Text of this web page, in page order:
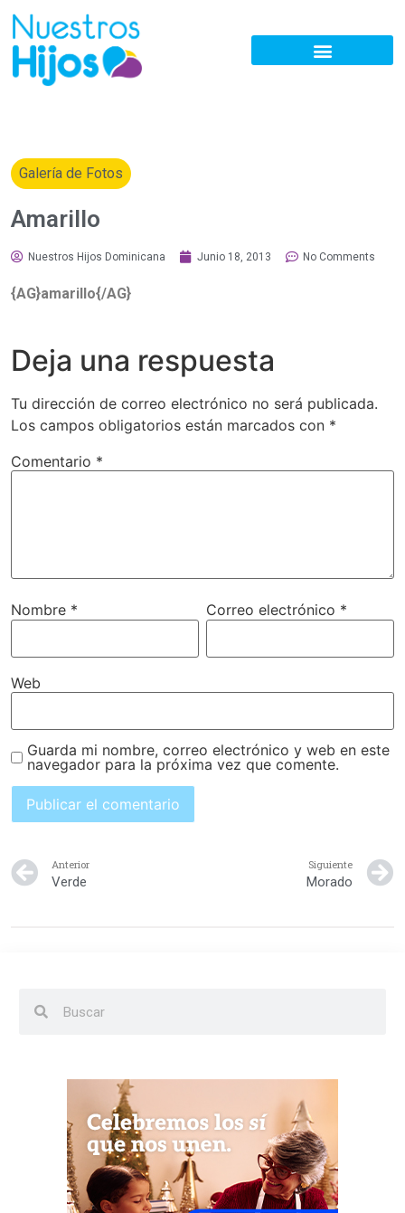
Galería de Fotos
Amarillo
Nuestros Hijos Dominicana Junio 18, 2013 No Comments
{AG}amarillo{/AG}
Deja una respuesta
Tu dirección de correo electrónico no será publicada.
Los campos obligatorios están marcados con *
Comentario *
Nombre * Correo electrónico *
Web
Guarda mi nombre, correo electrónico y web en este
navegador para la próxima vez que comente.
Anterior
Verde
Siguiente
Morado